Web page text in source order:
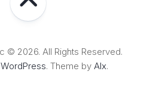
© 2026. All Rights Reserved.
WordPress. Theme by Alx.